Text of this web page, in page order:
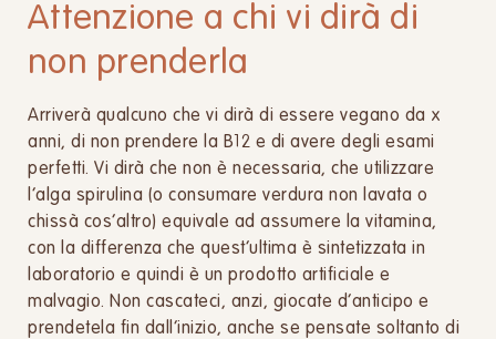
Attenzione a chi vi dirà di
non prenderla
Arriverà qualcuno che vi dirà di essere vegano da x
anni, di non prendere la B12 e di avere degli esami
perfetti. Vi dirà che non è necessaria, che utilizzare
l’alga spirulina (o consumare verdura non lavata o
chissà cos’altro) equivale ad assumere la vitamina,
con la differenza che quest’ultima è sintetizzata in
laboratorio e quindi è un prodotto artificiale e
malvagio. Non cascateci, anzi, giocate d’anticipo e
prendetela fin dall’inizio, anche se pensate soltanto di